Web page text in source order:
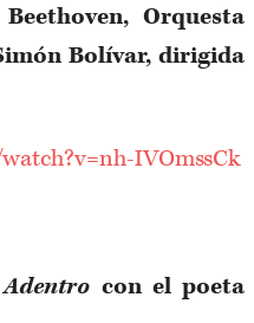
Orquesta
Bolívar, dirigida
IVOmssCk
con el poeta